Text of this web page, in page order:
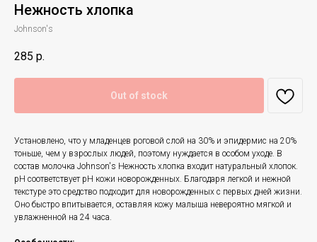
Нежность хлопка
Johnson's
285 р.
Out of stock
Установлено, что у младенцев роговой слой на 30% и эпидермис на 20%
тоньше, чем у взрослых людей, поэтому нуждается в особом уходе. В
состав молочка Johnson's Нежность хлопка входит натуральный хлопок.
pH соответствует pH кожи новорожденных. Благодаря легкой и нежной
текстуре это средство подходит для новорожденных с первых дней жизни.
Оно быстро впитывается, оставляя кожу малыша невероятно мягкой и
увлажненной на 24 часа.